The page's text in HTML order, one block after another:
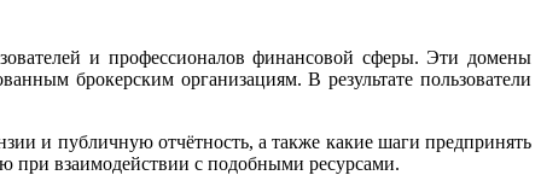
и профессионалов финансовой сферы. Эти домены
брокерским организациям. В результате пользователи
и публичную отчётность, а также какие шаги предпринять
при взаимодействии с подобными ресурсами.